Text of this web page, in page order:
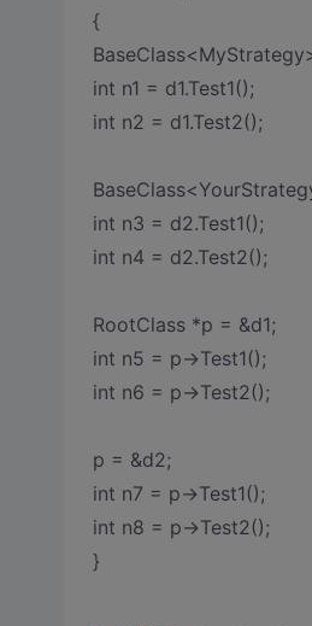
{
int n1 = d1.Test1();
int n2 = d1.Test2();
int n3 = d2.Test1();
int n4 = d2.Test2();
RootClass *p = &d1;
int n5 = p->Test1();
int n6 = p->Test2();
p = &d2;
int n7 = p->Test1();
int n8 = p->Test2();
}